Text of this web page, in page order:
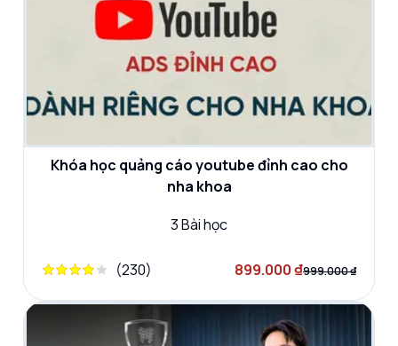
Khóa học quảng cáo youtube đỉnh cao cho
nha khoa
3Bài học
(230) 899.000 ₫999.000 ₫